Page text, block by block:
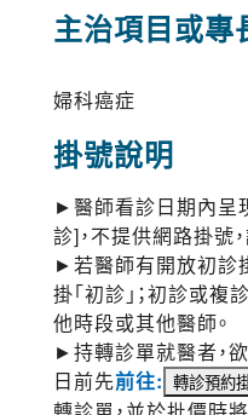
主治項目或專
婦科癌症
掛號說明
►醫師看診日期內呈
診]，不提供網路掛號，
►若醫師有開放初診
掛「初診」；初診或
他時段或其他醫師。
►持轉診單就醫者，
日前先前往: